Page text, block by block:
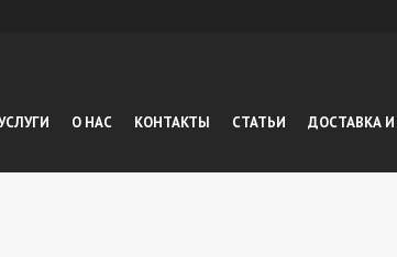
О НАС КОНТАКТЫ СТАТЬИ ДОСТАВКА